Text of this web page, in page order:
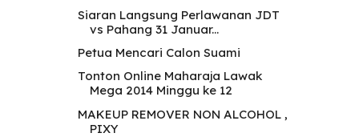
Siaran Langsung Perlawanan JDT
vs Pahang 31 Januar...
Petua Mencari Calon Suami
Tonton Online Maharaja Lawak
Mega 2014 Minggu ke 12
MAKEUP REMOVER NON ALCOHOL ,
PIXY